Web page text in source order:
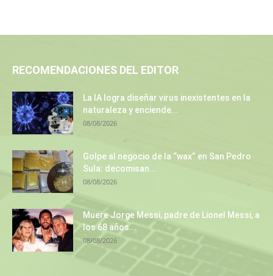
RECOMENDACIONES DEL EDITOR
La IA logra diseñar virus inexistentes en la
naturaleza y enciende...
08/08/2026
Golpe al negocio de la “wax” en San Pedro
Sula: decomisan...
08/08/2026
Muere Jorge Messi, padre de Lionel Messi, a
los 68 años...
08/08/2026